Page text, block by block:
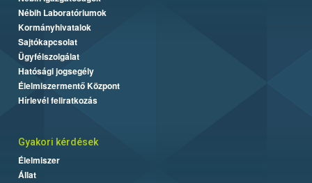
Nébih Laboratóriumok
Kormányhivatalok
Sajtókapcsolat
Ügyfélszolgálat
Hatósági jogsegély
Élelmiszermentő Központ
Hírlevél feliratkozás
Gyakori kérdések
Élelmiszer
Állat